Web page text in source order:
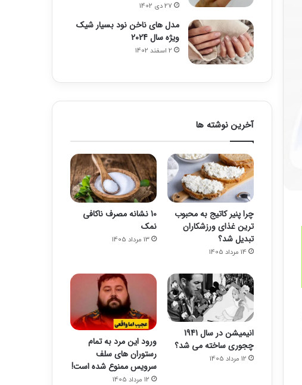
27 دی 1402
مدل های ناخن نود بسیار شیک
ویژه سال 2024
2 اسفند 1402
آخرین نوشته ها
چرا پنیر کاتیج به محبوب
ترین غذای ورزشکاران
تبدیل شد؟
14 مرداد 1405
10 نشانه مصرف ناکافی
نمک
13 مرداد 1405
انیمیشن در سال 1941
چجوری ساخته می شد؟
12 مرداد 1405
ورود این مرد به تمام
رستوران های سلف
سرویس ممنوع شده است!
12 مرداد 1405